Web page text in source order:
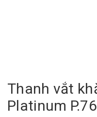
Thanh vắt
Platinum